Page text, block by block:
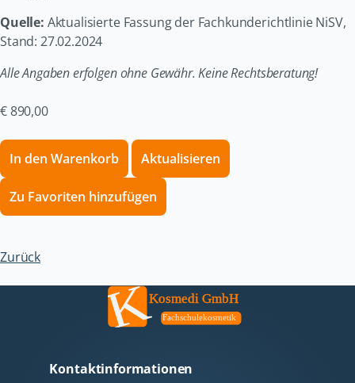
Quelle: Aktualisierte Fassung der Fachkunderichtlinie NiSV,
Stand: 27.02.2024​​
Alle Angaben erfolgen ohne Gewähr. Keine Rechtsberatung!
€890,00
Zurück
Kontaktinformationen